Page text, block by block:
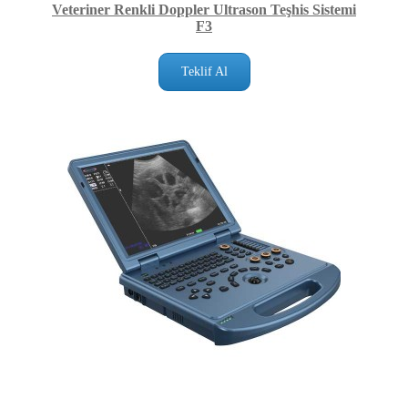
Veteriner Renkli Doppler Ultrason Teşhis Sistemi
F3
Teklif Al